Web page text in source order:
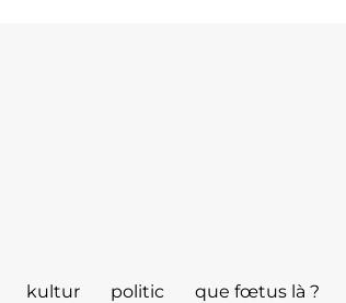
kultur politic que fœtus là ?